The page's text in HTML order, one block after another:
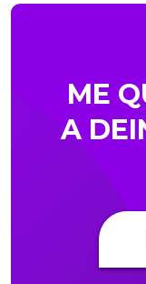
ME
A